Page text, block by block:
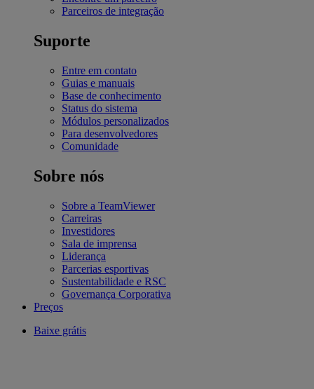
Parceiros de integração
Suporte
Entre em contato
Guias e manuais
Base de conhecimento
Status do sistema
Módulos personalizados
Para desenvolvedores
Comunidade
Sobre nós
Sobre a TeamViewer
Carreiras
Investidores
Sala de imprensa
Liderança
Parcerias esportivas
Sustentabilidade e RSC
Governança Corporativa
Preços
Baixe grátis